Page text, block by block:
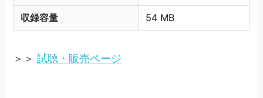
収録容量 54 MB
＞＞試聴・販売ページ